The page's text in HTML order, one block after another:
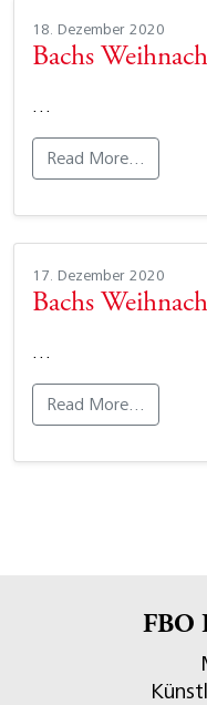
18. Dezember 2020
Bachs
…
Read More…
17. Dezember 2020
Bachs
…
Read More…
FBO